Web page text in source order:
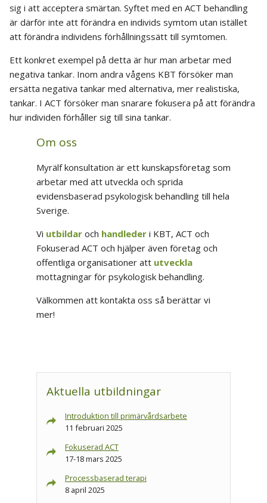
sig i att acceptera smärtan. Syftet med en ACT behandling
är därför inte att förändra en individs symtom utan istället
att förändra individens förhållningssätt till symtomen.
Ett konkret exempel på detta är hur man arbetar med
negativa tankar. Inom andra vågens KBT försöker man
ersätta negativa tankar med alternativa, mer realistiska,
tankar. I ACT försöker man snarare fokusera på att förändra
hur individen förhåller sig till sina tankar.
Om oss
Myrälf konsultation är ett kunskapsföretag som
arbetar med att utveckla och sprida
evidensbaserad psykologisk behandling till hela
Sverige.
Vi utbildar och handleder i KBT, ACT och
Fokuserad ACT och hjälper även företag och
offentliga organisationer att utveckla
mottagningar för psykologisk behandling.
Välkommen att kontakta oss så berättar vi
mer!
Aktuella utbildningar
Introduktion till primärvårdsarbete
11 februari 2025
Fokuserad ACT
17-18 mars 2025
Processbaserad terapi
8 april 2025